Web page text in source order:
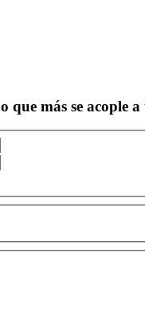
más se acople a